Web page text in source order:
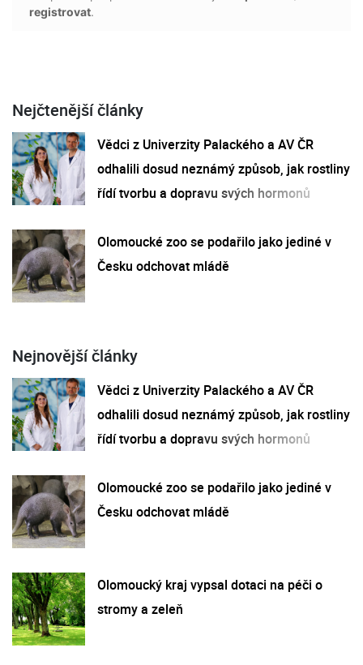
registrovat.
Nejčtenější články
Vědci z Univerzity Palackého a AV ČR
odhalili dosud neznámý způsob, jak rostliny
řídí tvorbu a dopravu svých hormonů
Olomoucké zoo se podařilo jako jediné v
Česku odchovat mládě
Nejnovější články
Vědci z Univerzity Palackého a AV ČR
odhalili dosud neznámý způsob, jak rostliny
řídí tvorbu a dopravu svých hormonů
Olomoucké zoo se podařilo jako jediné v
Česku odchovat mládě
Olomoucký kraj vypsal dotaci na péči o
stromy a zeleň